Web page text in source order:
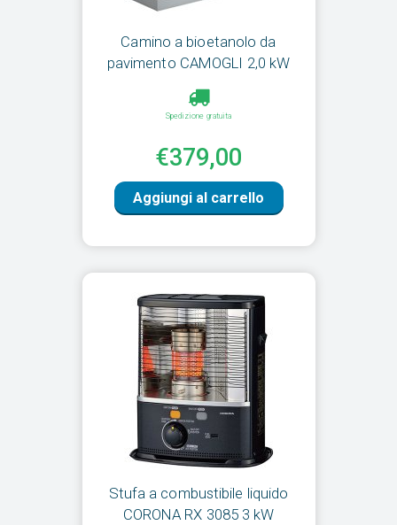
Camino a bioetanolo da
pavimento CAMOGLI 2,0 kW
Spedizione gratuita
€379,00
Aggiungi al carrello
Stufa a combustibile liquido
CORONA RX 3085 3 kW